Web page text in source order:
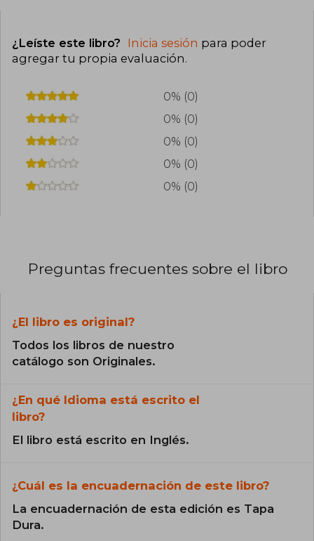
¿Leíste este libro? Inicia sesión para poder
agregar tu propia evaluación.
0% (0)
0% (0)
0% (0)
0% (0)
0% (0)
Preguntas frecuentes sobre el libro
¿El libro es original?
Todos los libros de nuestro
catálogo son Originales.
¿En qué Idioma está escrito el
libro?
El libro está escrito en Inglés.
¿Cuál es la encuadernación de este libro?
La encuadernación de esta edición es Tapa
Dura.